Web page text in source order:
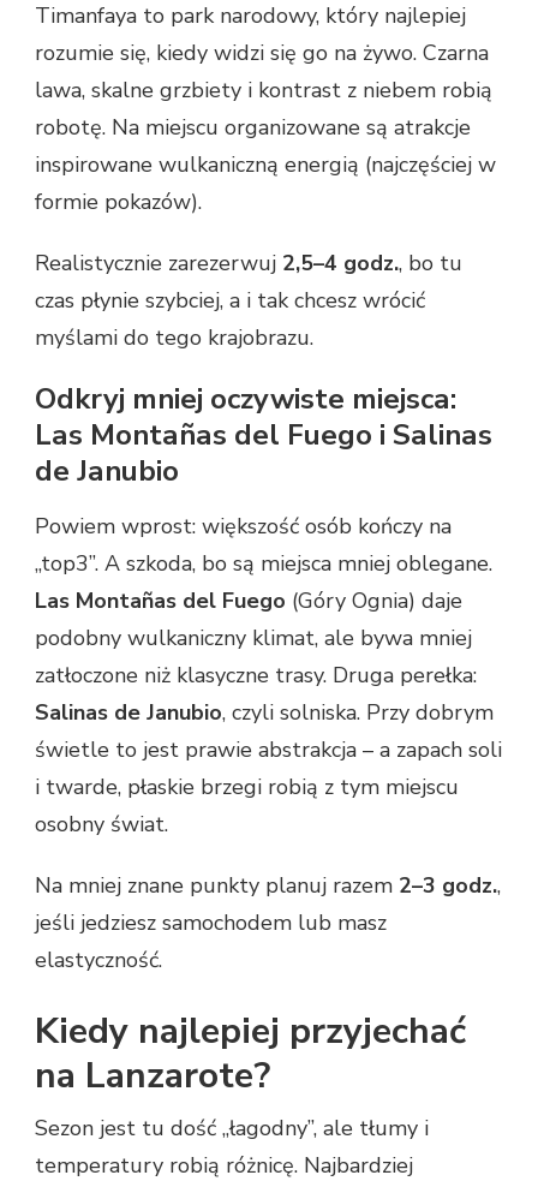
Timanfaya to park narodowy, który najlepiej
rozumie się, kiedy widzi się go na żywo. Czarna
lawa, skalne grzbiety i kontrast z niebem robią
robotę. Na miejscu organizowane są atrakcje
inspirowane wulkaniczną energią (najczęściej w
formie pokazów).
Realistycznie zarezerwuj 2,5–4 godz., bo tu
czas płynie szybciej, a i tak chcesz wrócić
myślami do tego krajobrazu.
Odkryj mniej oczywiste miejsca:
Las Montañas del Fuego i Salinas
de Janubio
Powiem wprost: większość osób kończy na
„top3”. A szkoda, bo są miejsca mniej oblegane.
Las Montañas del Fuego (Góry Ognia) daje
podobny wulkaniczny klimat, ale bywa mniej
zatłoczone niż klasyczne trasy. Druga perełka:
Salinas de Janubio, czyli solniska. Przy dobrym
świetle to jest prawie abstrakcja – a zapach soli
i twarde, płaskie brzegi robią z tym miejscu
osobny świat.
Na mniej znane punkty planuj razem 2–3 godz.,
jeśli jedziesz samochodem lub masz
elastyczność.
Kiedy najlepiej przyjechać
na Lanzarote?
Sezon jest tu dość „łagodny”, ale tłumy i
temperatury robią różnicę. Najbardziej